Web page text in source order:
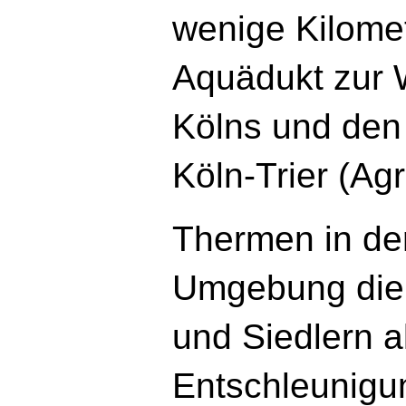
wenige
Aquädukt zur
Kölns und
Köln-Trier
Thermen in
Umgebung
und Siedlern